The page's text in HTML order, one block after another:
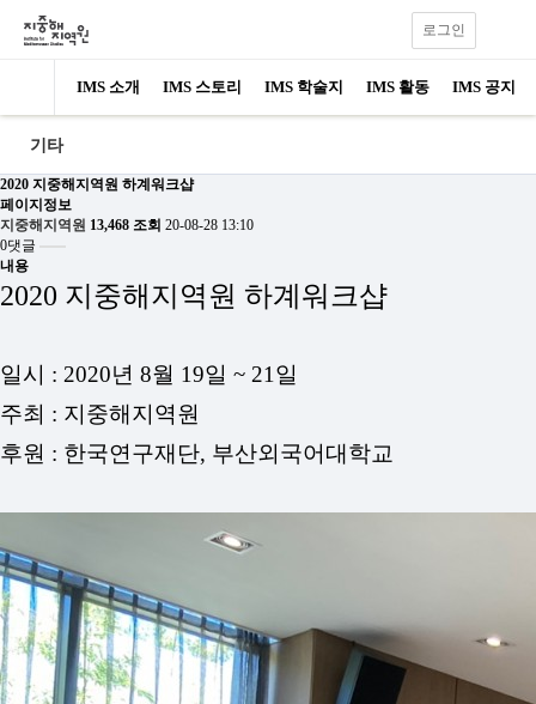
IMS 소개 IMS 스토리 IMS 학술지 IMS 활동 IMS 공지
로그인
기타
2020 지중해지역원 하계워크샵
페이지정보
지중해지역원 13,468 조회 20-08-28 13:10
0댓글
내용
2020 지중해지역원 하계워크샵
일시 : 2020년 8월 19일 ~ 21일
주최 : 지중해지역원
후원 : 한국연구재단, 부산외국어대학교